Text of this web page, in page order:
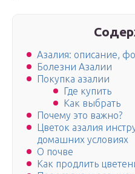
Азалия: описание,
Болезни Азалии
Покупка азалии
Где купить
Как выбрать
Почему это важно?
Цветок азалия
домашних условиях
О почве
Как продлить